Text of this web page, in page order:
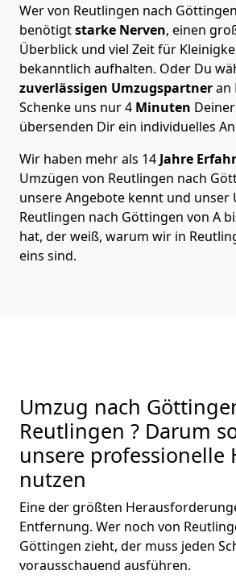
Wer von Reutlingen nach
benötigtstarke Nerven, einen
Überblick und viel Zeit für
bekanntlich aufhalten. Oder Du
zuverlässigen Umzugspartneran
Schenke uns nur4 Minuten
übersenden Dir ein individuelles
Wir haben mehr als 14 Jahre
Umzügen von Reutlingen nach
unsere Angebote kennt und unser
Reutlingen nach Göttingen von A
hat, der weiß, warum wir in
eins sind.
Umzug nach
Reutlingen ? Darum
unsere professionelle
nutzen
Eine der größten
Entfernung. Wer noch von
Göttingen zieht, der muss jeden
vorausschauend ausführen.